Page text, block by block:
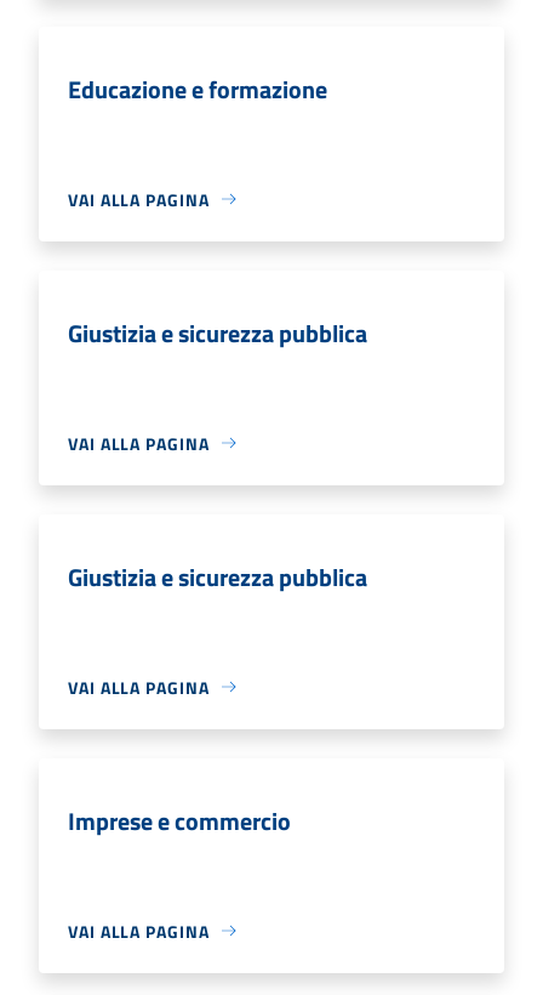
Educazione e formazione
VAI ALLA PAGINA
Giustizia e sicurezza pubblica
VAI ALLA PAGINA
Giustizia e sicurezza pubblica
VAI ALLA PAGINA
Imprese e commercio
VAI ALLA PAGINA